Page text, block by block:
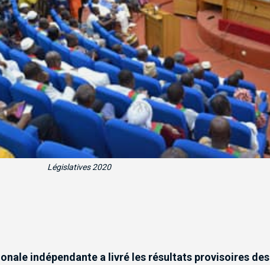
Législatives 2020
indépendante a livré les résultats provisoires des